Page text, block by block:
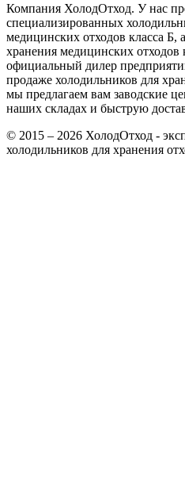
Компания ХолодОтход. У нас
специализированных
медицинских отходов класса Б,
хранения медицинских
официальный дилер
продаже холодильников для
мы предлагаем вам заводские
наших складах и быструю
© 2015 – 2026 ХолодОтход -
холодильников для хранения